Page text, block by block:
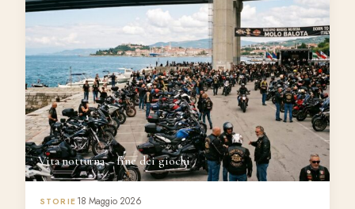
Vita notturna – fine dei giochi
STORIE 18 Maggio 2026